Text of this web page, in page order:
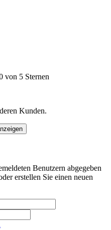
von 5 Sternen
Kunden.
Benutzern abgegeben
erstellen Sie einen neuen